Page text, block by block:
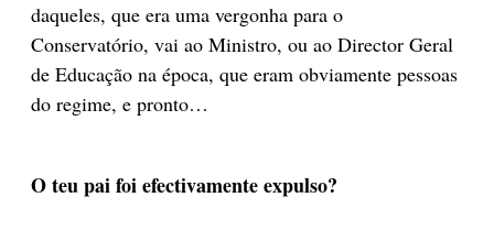
daqueles, que era uma vergonha para o
Conservatório, vai ao Ministro, ou ao Director Geral
de Educação na época, que eram obviamente pessoas
do regime, e pronto…
O teu pai foi efectivamente expulso?